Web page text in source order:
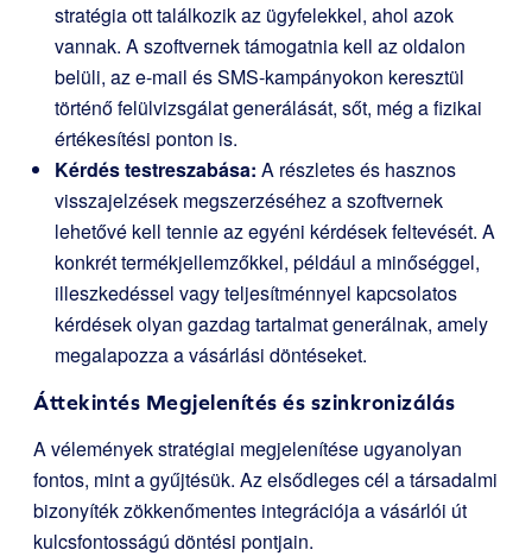
stratégia ott találkozik az ügyfelekkel, ahol azok
vannak. A szoftvernek támogatnia kell az oldalon
belüli, az e-mail és SMS-kampányokon keresztül
történő felülvizsgálat generálását, sőt, még a fizikai
értékesítési ponton is.
Kérdés testreszabása: A részletes és hasznos
visszajelzések megszerzéséhez a szoftvernek
lehetővé kell tennie az egyéni kérdések feltevését. A
konkrét termékjellemzőkkel, például a minőséggel,
illeszkedéssel vagy teljesítménnyel kapcsolatos
kérdések olyan gazdag tartalmat generálnak, amely
megalapozza a vásárlási döntéseket.
Áttekintés Megjelenítés és szinkronizálás
A vélemények stratégiai megjelenítése ugyanolyan
fontos, mint a gyűjtésük. Az elsődleges cél a társadalmi
bizonyíték zökkenőmentes integrációja a vásárlói út
kulcsfontosságú döntési pontjain.